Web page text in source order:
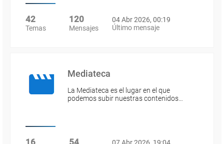
42
Temas
120
Mensajes
04 Abr 2026, 00:19
Último mensaje
Mediateca
La Mediateca es el lugar en el que
podemos subir nuestras contenidos…
16 54